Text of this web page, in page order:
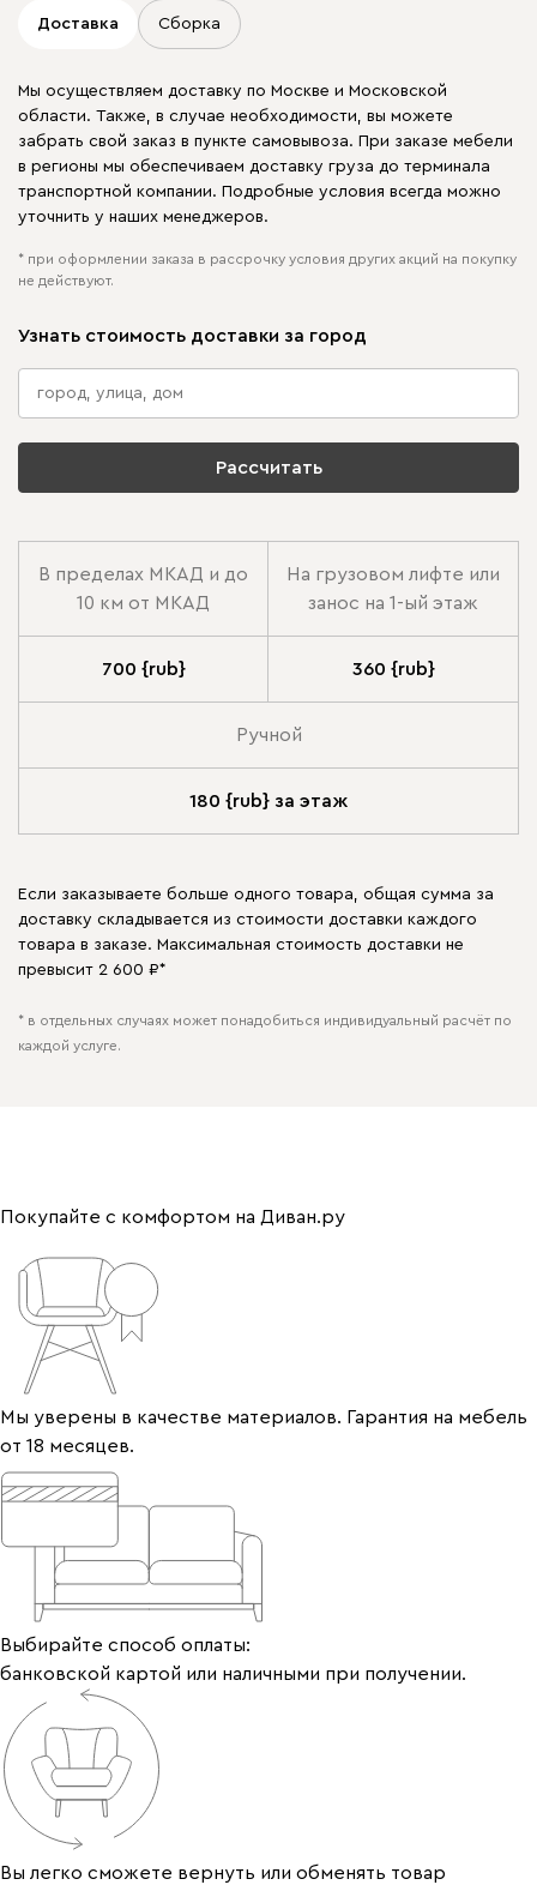
Доставка Сборка
Мы осуществляем доставку по Москве и Московской
области. Также, в случае необходимости, вы можете
забрать свой заказ в пункте самовывоза. При заказе мебели
в регионы мы обеспечиваем доставку груза до терминала
транспортной компании. Подробные условия всегда можно
уточнить у наших менеджеров.
* при оформлении заказа в рассрочку условия других акций на покупку
не действуют.
Узнать стоимость доставки за город
Рассчитать
В пределах МКАД и до
10 км от МКАД
На грузовом лифте или
занос на 1-ый этаж
700 {rub} 360 {rub}
Ручной
180 {rub} за этаж
Если заказываете больше одного товара, общая сумма за
доставку складывается из стоимости доставки каждого
товара в заказе. Максимальная стоимость доставки не
превысит 2 600 ₽*
* в отдельных случаях может понадобиться индивидуальный расчёт по
каждой услуге.
Покупайте с комфортом на Диван.ру
Мы уверены в качестве материалов. Гарантия на мебель
от 18 месяцев.
Выбирайте способ оплаты:
банковской картой или наличными при получении.
Вы легко сможете вернуть или обменять товар